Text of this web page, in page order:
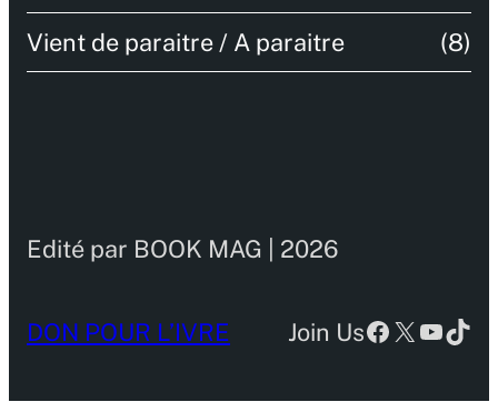
Vient de paraitre / A paraitre (8)
Edité par BOOK MAG | 2026
DON POUR L’IVRE Join UsFacebook
X